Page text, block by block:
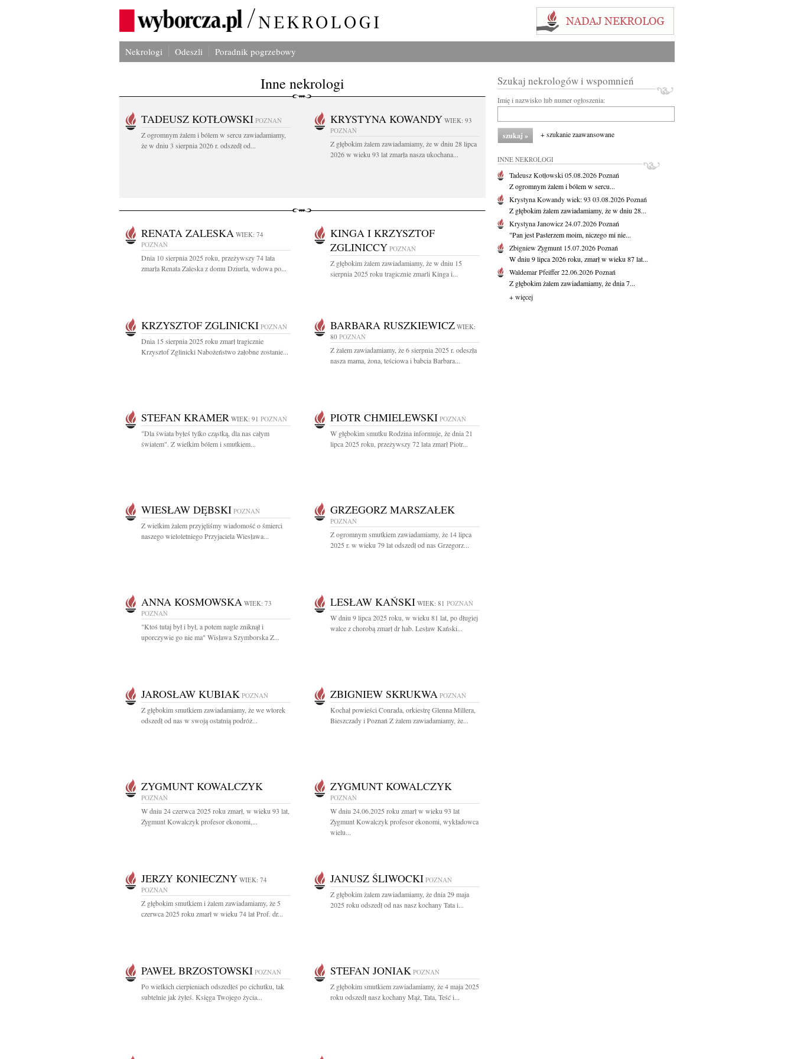
Nekrologi Odeszli Poradnik pogrzebowy
Inne nekrologi
TADEUSZ KOTŁOWSKI POZNAŃ
Z ogromnym żalem i bólem w sercu zawiadamiamy,
że w dniu 3 sierpnia 2026 r. odszedł od...
KRYSTYNA KOWANDY WIEK: 93
POZNAŃ
Z głębokim żalem zawiadamiamy, że w dniu 28 lipca
2026 w wieku 93 lat zmarła nasza ukochana...
RENATA ZALESKA WIEK: 74
POZNAŃ
Dnia 10 sierpnia 2025 roku, przeżywszy 74 lata
zmarła Renata Zaleska z domu Dziurla, wdowa po...
KINGA I KRZYSZTOF
ZGLINICCY POZNAŃ
Z głębokim żalem zawiadamiamy, że w dniu 15
sierpnia 2025 roku tragicznie zmarli Kinga i...
KRZYSZTOF ZGLINICKI POZNAŃ
Dnia 15 sierpnia 2025 roku zmarł tragicznie
Krzysztof Zglinicki Nabożeństwo żałobne zostanie...
BARBARA RUSZKIEWICZ WIEK:
80 POZNAŃ
Z żalem zawiadamiamy, że 6 sierpnia 2025 r. odeszła
nasza mama, żona, teściowa i babcia Barbara...
STEFAN KRAMER WIEK: 91 POZNAŃ
"Dla świata byłeś tylko cząstką, dla nas całym
światem". Z wielkim bólem i smutkiem...
PIOTR CHMIELEWSKI POZNAŃ
W głębokim smutku Rodzina informuje, że dnia 21
lipca 2025 roku, przeżywszy 72 lata zmarł Piotr...
WIESŁAW DĘBSKI POZNAŃ
Z wielkim żalem przyjęliśmy wiadomość o śmierci
naszego wieloletniego Przyjaciela Wiesława...
GRZEGORZ MARSZAŁEK
POZNAŃ
Z ogromnym smutkiem zawiadamiamy, że 14 lipca
2025 r. w wieku 79 lat odszedł od nas Grzegorz...
ANNA KOSMOWSKA WIEK: 73
POZNAŃ
"Ktoś tutaj był i był, a potem nagle zniknął i
uporczywie go nie ma" Wisława Szymborska Z...
LESŁAW KAŃSKI WIEK: 81 POZNAŃ
W dniu 9 lipca 2025 roku, w wieku 81 lat, po długiej
walce z chorobą zmarł dr hab. Lesław Kański...
JAROSŁAW KUBIAK POZNAŃ
Z głębokim smutkiem zawiadamiamy, że we wtorek
odszedł od nas w swoją ostatnią podróż...
ZBIGNIEW SKRUKWA POZNAŃ
Kochał powieści Conrada, orkiestrę Glenna Millera,
Bieszczady i Poznań Z żalem zawiadamiamy, że...
ZYGMUNT KOWALCZYK
POZNAŃ
W dniu 24 czerwca 2025 roku zmarł, w wieku 93 lat,
Zygmunt Kowalczyk profesor ekonomi,...
ZYGMUNT KOWALCZYK
POZNAŃ
W dniu 24.06.2025 roku zmarł w wieku 93 lat
Zygmunt Kowalczyk profesor ekonomi, wykładowca
wielu...
JERZY KONIECZNY WIEK: 74
POZNAŃ
Z głębokim smutkiem i żalem zawiadamiamy, że 5
czerwca 2025 roku zmarł w wieku 74 lat Prof. dr...
JANUSZ ŚLIWOCKI POZNAŃ
Z głębokim żalem zawiadamiamy, że dnia 29 maja
2025 roku odszedł od nas nasz kochany Tata i...
PAWEŁ BRZOSTOWSKI POZNAŃ
Po wielkich cierpieniach odszedłeś po cichutku, tak
subtelnie jak żyłeś. Księga Twojego życia...
STEFAN JONIAK POZNAŃ
Z głębokim smutkiem zawiadamiamy, że 4 maja 2025
roku odszedł nasz kochany Mąż, Tata, Teść i...
Szukaj nekrologów i wspomnień
Imię i nazwisko lub numer ogłoszenia:
+ szukanie zaawansowane
INNE NEKROLOGI
Tadeusz Kotłowski05.08.2026Poznań
Z ogromnym żalem i bólem w sercu...
Krystyna Kowandywiek: 93 03.08.2026Poznań
Z głębokim żalem zawiadamiamy, że w dniu 28...
Krystyna Janowicz24.07.2026Poznań
"Pan jest Pasterzem moim, niczego mi nie...
Zbigniew Zygmunt 15.07.2026Poznań
W dniu 9 lipca 2026 roku, zmarł w wieku 87 lat...
Waldemar Pfeiffer22.06.2026Poznań
Z głębokim żalem zawiadamiamy, że dnia 7...
+ więcej